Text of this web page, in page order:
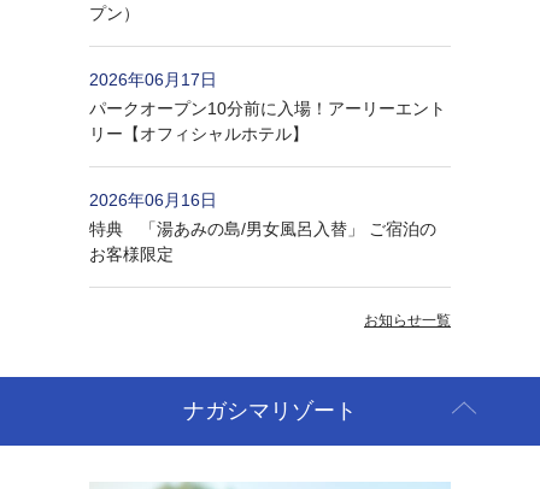
プン）
2026年06月17日
パークオープン10分前に入場！アーリーエント
リー【オフィシャルホテル】
2026年06月16日
特典 「湯あみの島/男女風呂入替」 ご宿泊の
お客様限定
お知らせ一覧
ナガシマリゾート